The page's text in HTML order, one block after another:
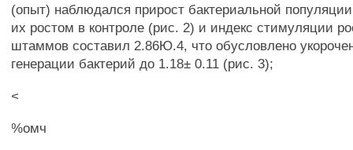
(опыт) наблюдался прирост бактериальной
их ростом в контроле (рис. 2) и индекс стимуляции
штаммов составил 2.86Ю.4, что обусловлено
генерации бактерий до 1.18± 0.11 (рис. 3);
<
%омч